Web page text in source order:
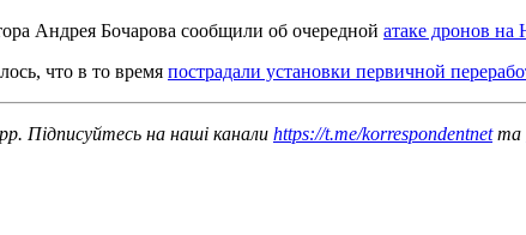
Андрея Бочарова сообщили об очередной атаке дронов на
что в то время пострадали установки первичной
Підписуйтесь на наші канали https://t.me/korrespondentnetта